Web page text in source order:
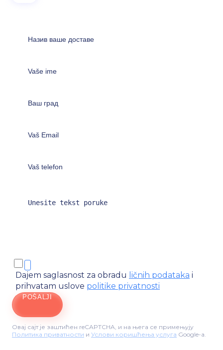
Dajem saglasnost za obradu ličnih podataka i
prihvatam uslove politike privatnosti
POŠALJI
Овај сајт је заштићен reCAPTCHA, и на њега се примењују
Политика приватности и Услови коришћења услуга Google-а.